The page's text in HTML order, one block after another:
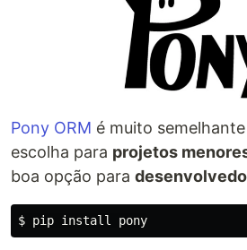
Pony ORM é muito
escolha para projetos
boa opção para
$ pip install